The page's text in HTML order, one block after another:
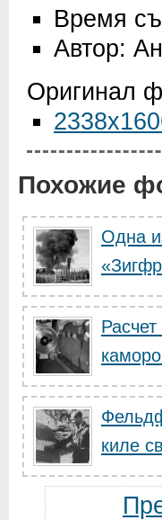
Время
Автор:
Оригинал
Похожие
Одна
киле